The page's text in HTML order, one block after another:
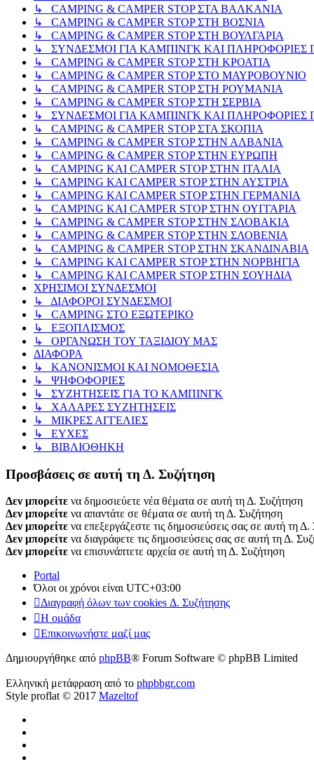
↳ CAMPING & CAMPER STOP ΣΤΑ ΒΑΛΚΑΝΙΑ
↳ CAMPING & CAMPER STOP ΣΤΗ ΒΟΣΝΙΑ
↳ CAMPING & CAMPER STOP ΣΤΗ ΒΟΥΛΓΑΡΙΑ
↳ ΣΥΝΔΕΣΜΟΙ ΓΙΑ ΚΑΜΠΙΝΓΚ ΚΑΙ ΠΛΗΡΟΦΟΡΙΕΣ
↳ CAMPING & CAMPER STOP ΣΤΗ ΚΡΟΑΤΙΑ
↳ CAMPING & CAMPER STOP ΣΤΟ ΜΑΥΡΟΒΟΥΝΙΟ
↳ CAMPING & CAMPER STOP ΣΤΗ ΡΟΥΜΑΝΙΑ
↳ CAMPING & CAMPER STOP ΣΤΗ ΣΕΡΒΙΑ
↳ ΣΥΝΔΕΣΜΟΙ ΓΙΑ ΚΑΜΠΙΝΓΚ ΚΑΙ ΠΛΗΡΟΦΟΡΙΕΣ
↳ CAMPING & CAMPER STOP ΣΤΑ ΣΚΟΠΙΑ
↳ CAMPING & CAMPER STOP ΣΤΗΝ ΑΛΒΑΝΙΑ
↳ CAMPING & CAMPER STOP ΣΤΗΝ ΕΥΡΩΠΗ
↳ CAMPING KAI CAMPER STOP ΣΤΗΝ ΙΤΑΛΙΑ
↳ CAMPING KAI CAMPER STOP ΣΤΗΝ ΑΥΣΤΡΙΑ
↳ CAMPING KAI CAMPER STOP ΣΤΗΝ ΓΕΡΜΑΝΙΑ
↳ CAMPING KAI CAMPER STOP ΣΤΗΝ ΟΥΓΓΑΡΙΑ
↳ CAMPING & CAMPER STOP ΣΤΗΝ ΣΛΟΒΑΚΙΑ
↳ CAMPING & CAMPER STOP ΣΤΗΝ ΣΛΟΒΕΝΙΑ
↳ CAMPING & CAMPER STOP ΣΤΗΝ ΣΚΑΝΔΙΝΑΒΙΑ
↳ CAMPING KAI CAMPER STOP ΣΤΗΝ ΝΟΡΒΗΓΙΑ
↳ CAMPING KAI CAMPER STOP ΣΤΗΝ ΣΟΥΗΔΙΑ
ΧΡΗΣΙΜΟΙ ΣΥΝΔΕΣΜΟΙ
↳ ΔΙΑΦΟΡΟΙ ΣΥΝΔΕΣΜΟΙ
↳ CAMPING ΣΤΟ ΕΞΩΤΕΡΙΚΟ
↳ ΕΞΟΠΛΙΣΜΟΣ
↳ ΟΡΓΑΝΩΣΗ ΤΟΥ ΤΑΞΙΔΙΟΥ ΜΑΣ
ΔΙΑΦΟΡΑ
↳ ΚΑΝΟΝΙΣΜΟΙ ΚΑΙ ΝΟΜΟΘΕΣΙΑ
↳ ΨΗΦΟΦΟΡΙΕΣ
↳ ΣΥΖΗΤΗΣΕΙΣ ΓΙΑ ΤΟ ΚΑΜΠΙΝΓΚ
↳ ΧΑΛΑΡΕΣ ΣΥΖΗΤΗΣΕΙΣ
↳ ΜΙΚΡΕΣ ΑΓΓΕΛΙΕΣ
↳ ΕΥΧΕΣ
↳ ΒΙΒΛΙΟΘΗΚΗ
Προσβάσεις σε αυτή τη Δ. Συζήτηση
Δεν μπορείτε να δημοσιεύετε νέα θέματα σε αυτή τη Δ. Συζήτηση
Δεν μπορείτε να απαντάτε σε θέματα σε αυτή τη Δ. Συζήτηση
Δεν μπορείτε να επεξεργάζεστε τις δημοσιεύσεις σας σε αυτή τη
Δεν μπορείτε να διαγράφετε τις δημοσιεύσεις σας σε αυτή τη Δ.
Δεν μπορείτε να επισυνάπτετε αρχεία σε αυτή τη Δ. Συζήτηση
Portal
Όλοι οι χρόνοι είναι UTC+03:00
Διαγραφή όλων των cookies Δ. Συζήτησης
Η ομάδα
Επικοινωνήστε μαζί μας
Δημιουργήθηκε από phpBB® Forum Software © phpBB Limited
Ελληνική μετάφραση από το phpbbgr.com
Style proflat © 2017 Mazeltof